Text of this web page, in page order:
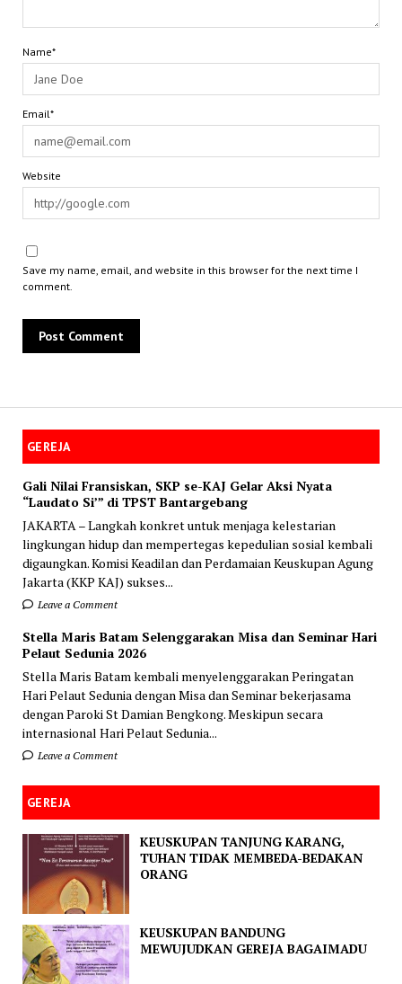
GEREJA
Gali Nilai Fransiskan, SKP se-KAJ Gelar Aksi Nyata
“Laudato Si’” di TPST Bantargebang
JAKARTA – Langkah konkret untuk menjaga kelestarian
lingkungan hidup dan mempertegas kepedulian sosial kembali
digaungkan. Komisi Keadilan dan Perdamaian Keuskupan Agung
Jakarta (KKP KAJ) sukses...
Leave a Comment
Stella Maris Batam Selenggarakan Misa dan Seminar Hari
Pelaut Sedunia 2026
Stella Maris Batam kembali menyelenggarakan Peringatan
Hari Pelaut Sedunia dengan Misa dan Seminar bekerjasama
dengan Paroki St Damian Bengkong. Meskipun secara
internasional Hari Pelaut Sedunia...
Leave a Comment
GEREJA
KEUSKUPAN TANJUNG KARANG,
TUHAN TIDAK MEMBEDA-BEDAKAN
ORANG
KEUSKUPAN BANDUNG
MEWUJUDKAN GEREJA BAGAIMADU
Name*
Email*
Website
Save my name, email, and website in this browser for the next time I
comment.